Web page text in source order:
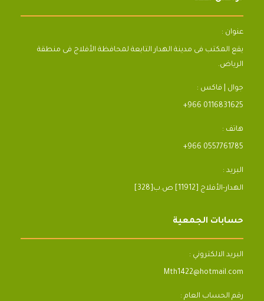
عنوان :
يقع المكتب فى مدينة الهدار التابعة لمحافظة الأفلاج فى منطقة
الرياض.
جوال | فاكس :
+966 0116831625
هاتف :
+966 0557761785
البريد :
[328]الهدار-الأفلاج [11912] ص.ب
حسابات الجمعية
البريد الالكتروني :
Mth1422@hotmail.com
رقم الحساب العام :